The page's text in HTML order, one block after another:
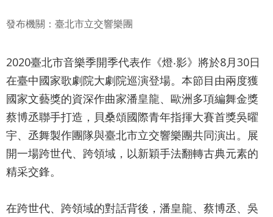
育
新
消
息
文
宣
品
及
出
品
發布機關：臺北市立交響樂團
2020臺北市音樂季開季代表作《燈‧影》將於8月30日
在臺中國家歌劇院大劇院巡演登場。本節目由兩度獲
國家文藝獎的資深作曲家潘皇龍、歐洲多項編舞金獎
蔡博丞聯手打造，貝桑頌國際青年指揮大賽首獎吳曜
宇、丞舞製作團隊與臺北市立交響樂團共同演出。展
開一場跨世代、跨領域，以新穎手法翻轉古典元素的
精采交鋒。
在跨世代、跨領域的對話背後，潘皇龍、蔡博丞、吳